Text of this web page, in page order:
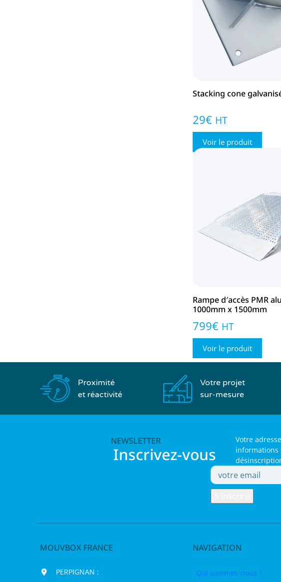
Stacking cone
29€ HT
Voir le produit
Rampe d′accès PMR
1000mm x 1500mm
799€ HT
Voir le produit
Proximité
et réactivité
Votre projet
sur-mesure
NEWSLETTER
Inscrivez-vous
Votre
informations
MOUVBOX FRANCE
PERPIGNAN :
NAVIGATION
Qui sommes-nous ?